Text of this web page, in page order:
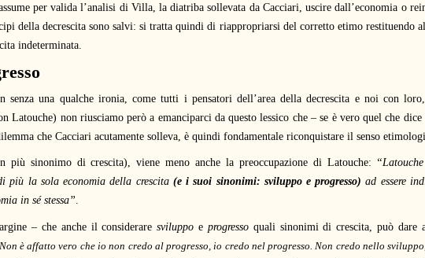
per valida l’analisi di Villa, la diatriba sollevata da Cacciari, uscire dall’economia o
della decrescita sono salvi: si tratta quindi di riappropriarsi del corretto etimo restituendo
indeterminata.
senza una qualche ironia, come tutti i pensatori dell’area della decrescita e noi con
Latouche) non riusciamo però a emanciparci da questo lessico che – se è vero quel che
che Cacciari acutamente solleva, è quindi fondamentale riconquistare il senso
più sinonimo di crescita), viene meno anche la preoccupazione di Latouche:
più la sola economia della crescita (e i suoi sinonimi: sviluppo e progresso) ad essere
in sé stessa”.
– che anche il consideraresviluppo e progressoquali sinonimi di crescita, può dare
è affatto vero che io non credo al progresso, io credo nel progresso. Non credo nello